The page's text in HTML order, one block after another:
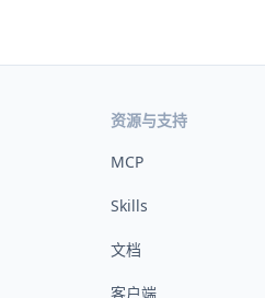
资源与支持
MCP
Skills
文档
客户端